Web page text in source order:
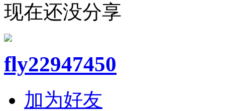
现在还没分享
fly22947450
加为好友